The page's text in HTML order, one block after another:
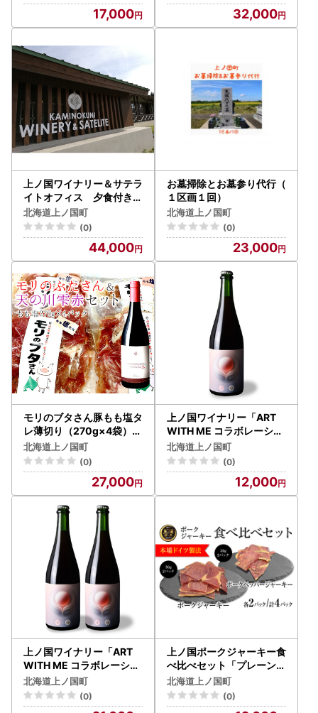
17,000 32,000
上ノ国ワイナリー＆サテラ
イトオフィス 夕食付き宿
泊券１名様 観光 ビジネ
ス 仕事 テレワーク 遊
び 旅行
北海道上ノ国町
(0)
44,000
お墓掃除とお墓参り代行（
１区画１回）
北海道上ノ国町
(0)
23,000
モリのブタさん豚もも塩タ
レ薄切り（270g×4袋）＆
上ノ国ワイナリー天の川雫
･赤（750ml×1本）
北海道上ノ国町
(0)
27,000
上ノ国ワイナリー「ART
WITH ME コラボレーショ
ン記念ラベル」 750ml×
1本
北海道上ノ国町
(0)
12,000
上ノ国ワイナリー「ART
WITH ME コラボレーショ
ン記念ラベル」 750ml×
2本
北海道上ノ国町
(0)
上ノ国ポークジャーキー食
べ比べセット「プレーン＆
ペッパー」 30g×各2パ
ック
北海道上ノ国町
(0)